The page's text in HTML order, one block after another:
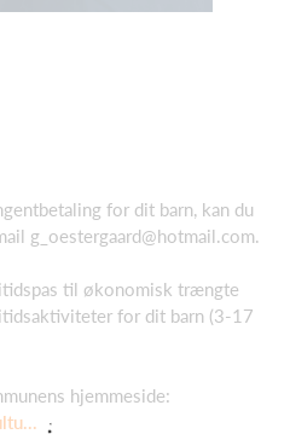
for dit barn, kan du
g_oestergaard@hotmail.com.
til økonomisk trængte
for dit barn (3-17
hjemmeside: